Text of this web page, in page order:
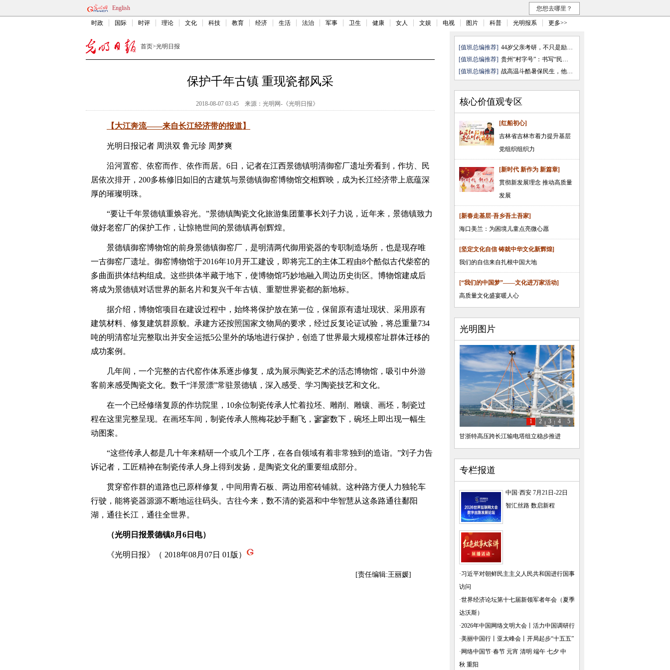
English 您想去哪里？
时政 国际 时评 理论 文化 科技 教育 经济 生活 法治 军事 卫生 健康 女人 文娱 电视 图片 科普 光明报系 更多>>
首页>光明日报
保护千年古镇 重现瓷都风采
2018-08-07 03:45 来源： 光明网-《光明日报》
【大江奔流——来自长江经济带的报道】
光明日报记者 周洪双 鲁元珍 周梦爽
沿河置窑、依窑而作、依作而居。6日，记者在江西景德镇明清御窑厂遗址旁看到，作坊、民
居依次排开，200多栋修旧如旧的古建筑与景德镇御窑博物馆交相辉映，成为长江经济带上底蕴深
厚的璀璨明珠。
“要让千年景德镇重焕容光。”景德镇陶瓷文化旅游集团董事长刘子力说，近年来，景德镇致力
做好老窑厂的保护工作，让惊艳世间的景德镇再创辉煌。
景德镇御窑博物馆的前身景德镇御窑厂，是明清两代御用瓷器的专职制造场所，也是现存唯
一古御窑厂遗址。御窑博物馆于2016年10月开工建设，即将完工的主体工程由8个酷似古代柴窑的
多曲面拱体结构组成。这些拱体半藏于地下，使博物馆巧妙地融入周边历史街区。博物馆建成后
将成为景德镇对话世界的新名片和复兴千年古镇、重塑世界瓷都的新地标。
据介绍，博物馆项目在建设过程中，始终将保护放在第一位，保留原有遗址现状、采用原有
建筑材料、修复建筑群原貌。承建方还按照国家文物局的要求，经过反复论证试验，将总重量734
吨的明清窑址完整取出并安全运抵5公里外的场地进行保护，创造了世界最大规模窑址群体迁移的
成功案例。
几年间，一个完整的古代窑作体系逐步修复，成为展示陶瓷艺术的活态博物馆，吸引中外游
客前来感受陶瓷文化。数千“洋景漂”常驻景德镇，深入感受、学习陶瓷技艺和文化。
在一个已经修缮复原的作坊院里，10余位制瓷传承人忙着拉坯、雕削、雕镶、画坯，制瓷过
程在这里完整呈现。在画坯车间，制瓷传承人熊梅花妙手翻飞，寥寥数下，碗坯上即出现一幅生
动图案。
“这些传承人都是几十年来精研一个或几个工序，在各自领域有着非常独到的造诣。”刘子力告
诉记者，工匠精神在制瓷传承人身上得到发扬，是陶瓷文化的重要组成部分。
贯穿窑作群的道路也已原样修复，中间用青石板、两边用窑砖铺就。这种路方便人力独轮车
行驶，能将瓷器源源不断地运往码头。古往今来，数不清的瓷器和中华智慧从这条路通往鄱阳
湖，通往长江，通往全世界。
（光明日报景德镇8月6日电）
《光明日报》（ 2018年08月07日 01版）
[责任编辑:王丽媛]
[值班总编推荐]
44岁父亲考研，不只是励志故事
[值班总编推荐]
贵州“村字号”：书写“民乐”与 ...
[值班总编推荐]
战高温斗酷暑保民生，他们奋力前行
核心价值观专区
[红船初心]
吉林省吉林市着力提升基层
党组织组织力
[新时代 新作为 新篇章]
贯彻新发展理念 推动高质量
发展
[新春走基层·吾乡吾土吾家]
海口美兰：为困境儿童点亮微心愿
[坚定文化自信 铸就中华文化新辉煌]
我们的自信来自扎根中国大地
[“我们的中国梦”——文化进万家活动]
高质量文化盛宴暖人心
光明图片
甘浙特高压跨长江输电塔组立稳步推进
1 2 3 4 5
专栏报道
中国·西安 7月21日-22日
智汇丝路 数启新程
·习近平对朝鲜民主主义人民共和国进行国事
访问
·世界经济论坛第十七届新领军者年会（夏季
达沃斯）
·2026年中国网络文明大会
活力中国调研行
·美丽中国行 亚太峰会
开局起步“十五五”
· 网络中国节·春节 元宵 清明 端午 七夕 中
秋 重阳